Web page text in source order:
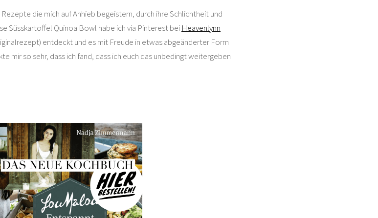
die mich auf Anhieb begeistern, durch ihre Schlichtheit und
Süsskartoffel Quinoa Bowl habe ich via Pinterest bei Heavenlynn
entdeckt und es mit Freude in etwas abgeänderter Form
mir so sehr, dass ich fand, dass ich euch das unbedingt weitergeben